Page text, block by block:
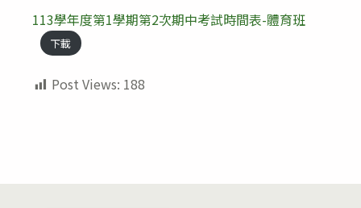
113學年度第1學期第2次期中考試時間表-體育班
下載
Post Views: 188